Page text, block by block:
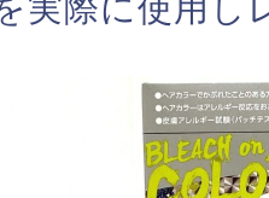
実際に使用し